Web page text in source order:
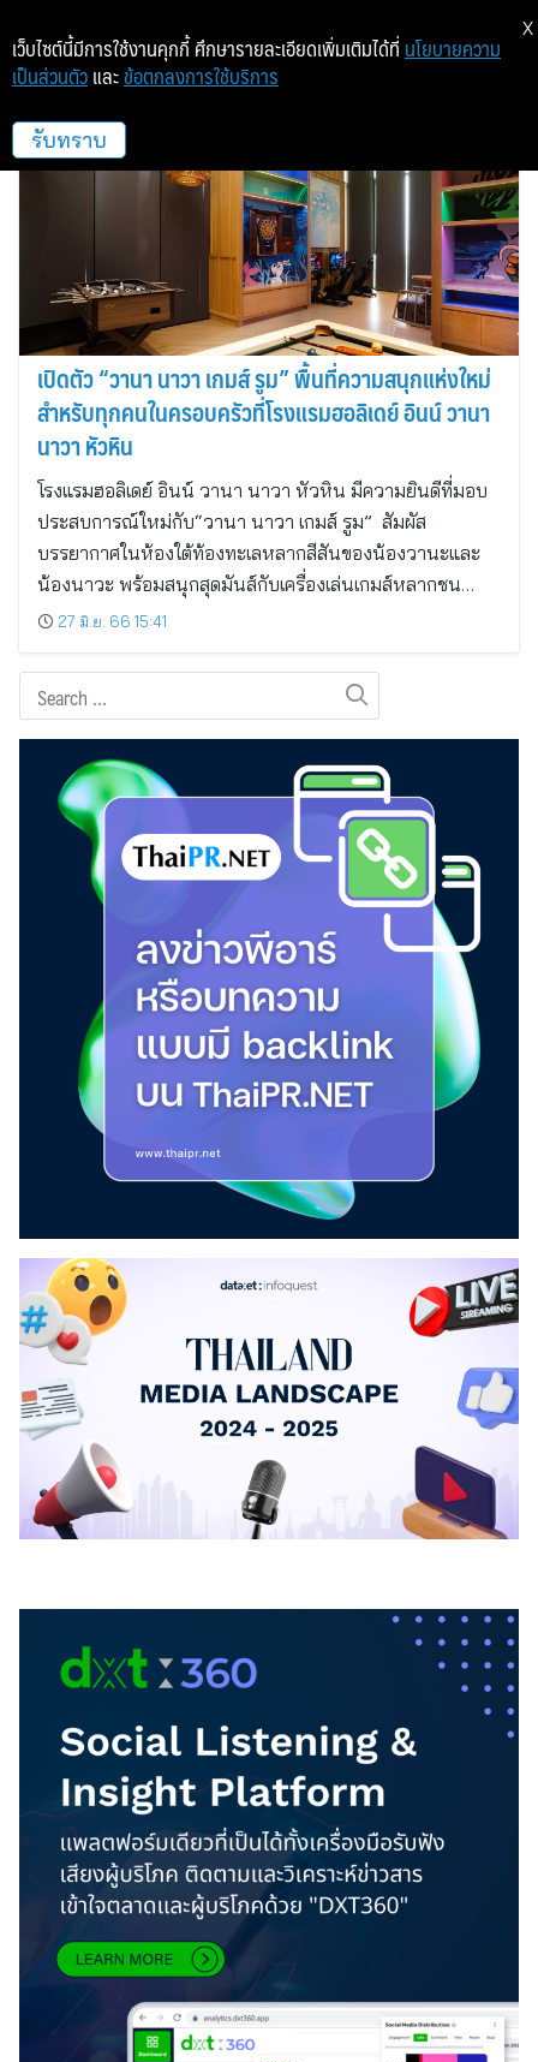
โรงแรมฮอลิเดย์ อินน์ วานา นาวา หัวหิน
เปิดตัว “วานา นาวา เกมส์ รูม” พื้นที่ความสนุกแห่งใหม่
สำหรับทุกคนในครอบครัวที่โรงแรมฮอลิเดย์ อินน์ วานา
นาวา หัวหิน
โรงแรมฮอลิเดย์ อินน์ วานา นาวา หัวหิน มีความยินดีที่มอบ
ประสบการณ์ใหม่กับ“วานา นาวา เกมส์ รูม” สัมผัส
บรรยากาศในห้องใต้ท้องทะเลหลากสีสันของน้องวานะและ
น้องนาวะ พร้อมสนุกสุดมันส์กับเครื่องเล่นเกมส์หลากชน…
27 มิ.ย. 66 15:41
เว็บไซต์นี้มีการใช้งานคุกกี้ ศึกษารายละเอียดเพิ่มเติมได้ที่ นโยบายความ
เป็นส่วนตัว และ ข้อตกลงการใช้บริการ
รับทราบ
X